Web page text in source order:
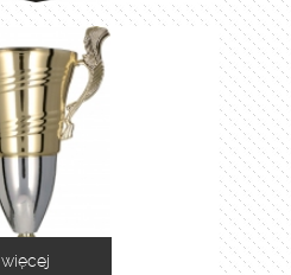
więcej